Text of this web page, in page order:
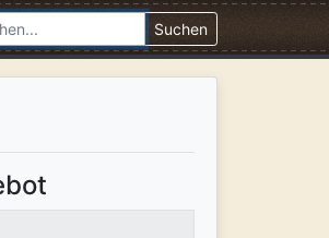
Suchen